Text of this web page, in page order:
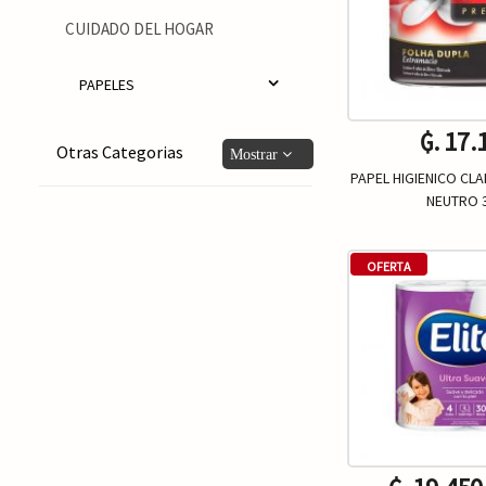
₲.
PAPEL HIGIENICO
NEUTRO
-
OFERTA
CUIDADO DEL HOGAR
PAPELES
Otras Categorias